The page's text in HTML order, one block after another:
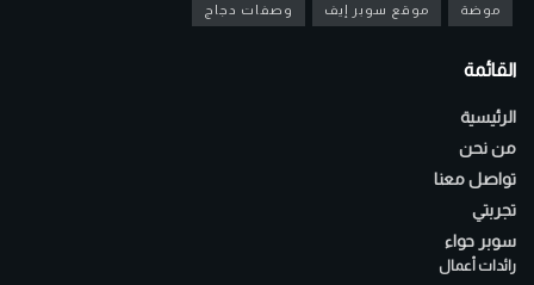
موضة موقع سوبر إيف وصفات دجاج
القائمة
الرئيسية
من نحن
تواصل معنا
تجربتي
سوبر حواء
رائدات أعمال